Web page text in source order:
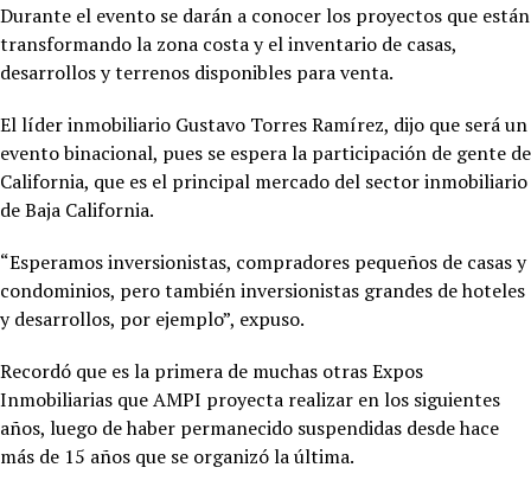
Durante el evento se darán a conocer los proyectos que están
transformando la zona costa y el inventario de casas,
desarrollos y terrenos disponibles para venta.
El líder inmobiliario Gustavo Torres Ramírez, dijo que será un
evento binacional, pues se espera la participación de gente de
California, que es el principal mercado del sector inmobiliario
de Baja California.
“Esperamos inversionistas, compradores pequeños de casas y
condominios, pero también inversionistas grandes de hoteles
y desarrollos, por ejemplo”, expuso.
Recordó que es la primera de muchas otras Expos
Inmobiliarias que AMPI proyecta realizar en los siguientes
años, luego de haber permanecido suspendidas desde hace
más de 15 años que se organizó la última.